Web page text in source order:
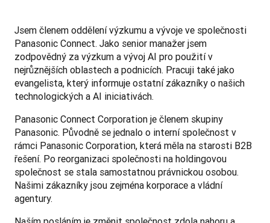
Jsem členem oddělení výzkumu a vývoje ve společnosti
Panasonic Connect. Jako senior manažer jsem
zodpovědný za výzkum a vývoj AI pro použití v
nejrůznějších oblastech a podnicích. Pracuji také jako
evangelista, který informuje ostatní zákazníky o našich
technologických a AI iniciativách.
Panasonic Connect Corporation je členem skupiny
Panasonic. Původně se jednalo o interní společnost v
rámci Panasonic Corporation, která měla na starosti B2B
řešení. Po reorganizaci společnosti na holdingovou
společnost se stala samostatnou právnickou osobou.
Našimi zákazníky jsou zejména korporace a vládní
agentury.